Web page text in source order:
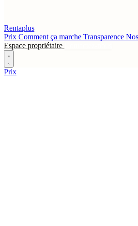
Rentaplus
Prix Comment ça marche Transparence
Espace propriétaire
Prix